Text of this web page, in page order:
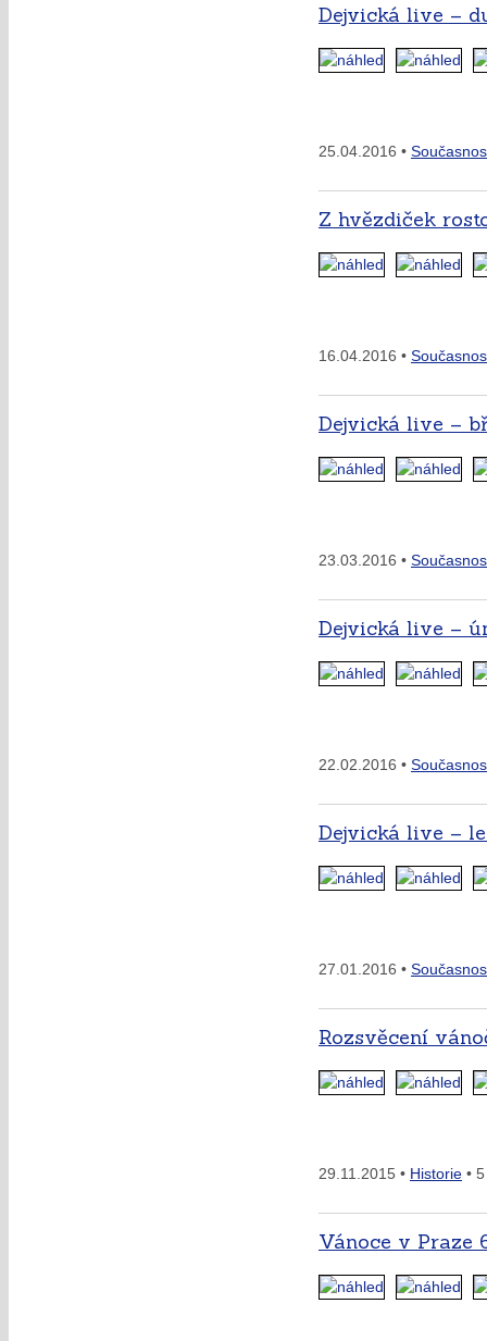
Dejvická live –
25.04.2016 •
Z hvězdiček
16.04.2016 •
Dejvická live –
23.03.2016 •
Dejvická live –
22.02.2016 •
Dejvická live –
27.01.2016 •
Rozsvěcení
29.11.2015 • Historie •
Vánoce v Praze